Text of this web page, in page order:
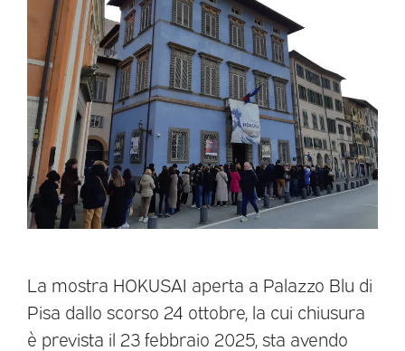
La mostra HOKUSAI aperta a Palazzo Blu di
Pisa dallo scorso 24 ottobre, la cui chiusura
è prevista il 23 febbraio 2025, sta avendo